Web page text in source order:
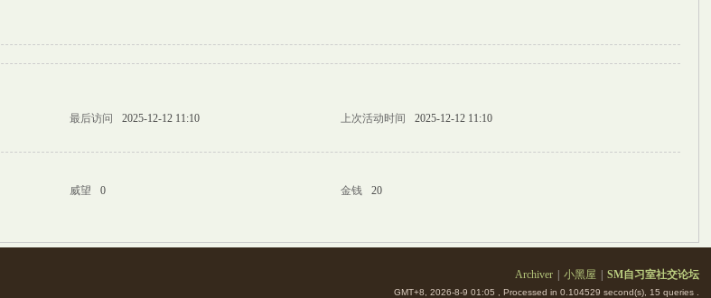
最后访问 2025-12-12 11:10 上次活动时间
2025-12-12 11:10
威望 0 金钱
20
Archiver 小黑屋 SM自习室社交论坛
GMT+8, 2026-8-9 01:05 , Processed in 0.104529 second(s), 15 queries .